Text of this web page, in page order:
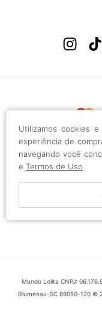
Utilizamos cookies
experiência de
navegando você
e Termos de Uso
Mundo Lolita CNPJ:
Blumenau-SC 89050-120 ©